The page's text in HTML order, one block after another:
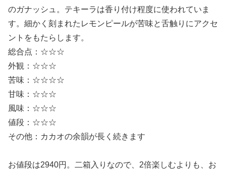
のガナッシュ。テキーラは香り付け程度に使われていま
す。細かく刻まれたレモンピールが苦味と舌触りにアクセ
ントをもたらします。
総合点：☆☆☆
外観：☆☆☆
苦味：☆☆☆☆
甘味：☆☆☆
風味：☆☆☆
値段：☆☆☆
その他：カカオの余韻が長く続きます
お値段は2940円。二箱入りなので、2倍楽しむよりも、お